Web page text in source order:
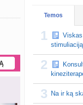
FoxLady
Kad butu
tai sorry..
protokolais, ir
Temos
1
stimuliaciją
2
3 Na ir ką